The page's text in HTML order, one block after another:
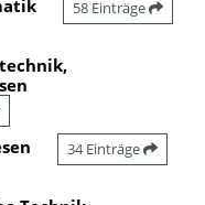
58 Einträge
34 Einträge